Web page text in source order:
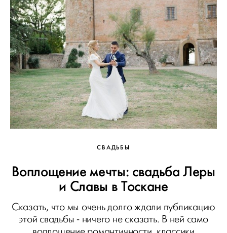
СВАДЬБЫ
Воплощение мечты: свадьба Леры
и Славы в Тоскане
Сказать, что мы очень долго ждали публикацию
этой свадьбы - ничего не сказать. В ней само